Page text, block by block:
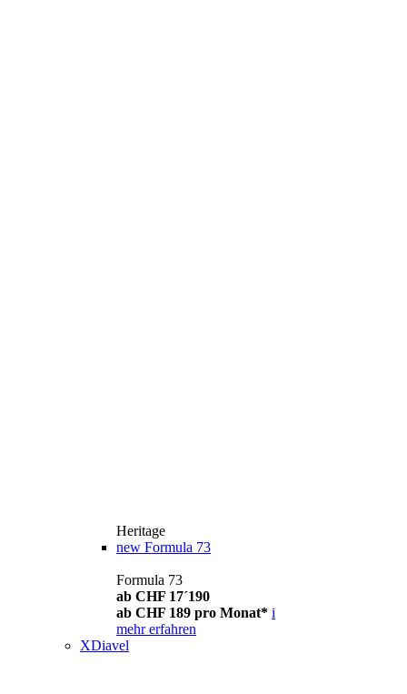
Heritage
new Formula 73
Formula 73
ab CHF 17´190
ab CHF 189 pro Monat* i
mehr erfahren
XDiavel